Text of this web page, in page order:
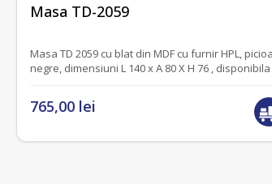
Masa TD-2059
Masa TD 2059 cu blat din MDF cu furnir HPL, picioare metalice
negre, dimensiuni L 140 x A 80 X H 76 ,
765,00 lei